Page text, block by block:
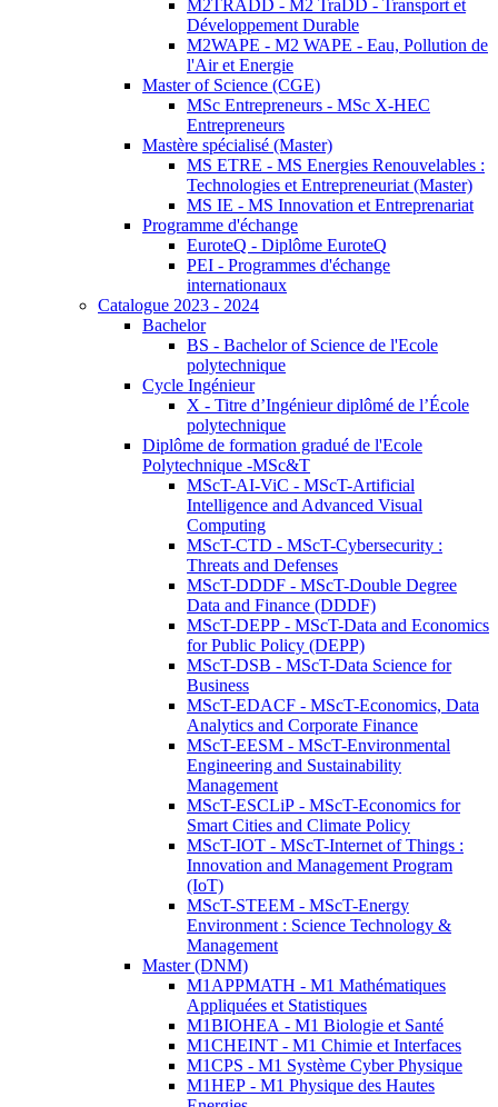
M2TRADD - M2 TraDD - Transport et
Développement Durable
M2WAPE - M2 WAPE - Eau, Pollution de
l'Air et Energie
Master of Science (CGE)
MSc Entrepreneurs - MSc X-HEC
Entrepreneurs
Mastère spécialisé (Master)
MS ETRE - MS Energies Renouvelables :
Technologies et Entrepreneuriat (Master)
MS IE - MS Innovation et Entreprenariat
Programme d'échange
EuroteQ - Diplôme EuroteQ
PEI - Programmes d'échange
internationaux
Catalogue 2023 - 2024
Bachelor
BS - Bachelor of Science de l'Ecole
polytechnique
Cycle Ingénieur
X - Titre d’Ingénieur diplômé de l’École
polytechnique
Diplôme de formation gradué de l'Ecole
Polytechnique -MSc&T
MScT-AI-ViC - MScT-Artificial
Intelligence and Advanced Visual
Computing
MScT-CTD - MScT-Cybersecurity :
Threats and Defenses
MScT-DDDF - MScT-Double Degree
Data and Finance (DDDF)
MScT-DEPP - MScT-Data and Economics
for Public Policy (DEPP)
MScT-DSB - MScT-Data Science for
Business
MScT-EDACF - MScT-Economics, Data
Analytics and Corporate Finance
MScT-EESM - MScT-Environmental
Engineering and Sustainability
Management
MScT-ESCLiP - MScT-Economics for
Smart Cities and Climate Policy
MScT-IOT - MScT-Internet of Things :
Innovation and Management Program
(IoT)
MScT-STEEM - MScT-Energy
Environment : Science Technology &
Management
Master (DNM)
M1APPMATH - M1 Mathématiques
Appliquées et Statistiques
M1BIOHEA - M1 Biologie et Santé
M1CHEINT - M1 Chimie et Interfaces
M1CPS - M1 Système Cyber Physique
M1HEP - M1 Physique des Hautes